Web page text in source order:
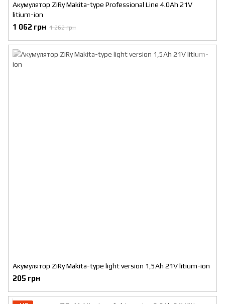
Акумулятор ZiRy Makita-type Professional Line 4.0Ah 21V
litium-ion
1 062 грн 1 262 грн
Акумулятор ZiRy Makita-type light version 1,5Ah 21V litium-ion
205 грн